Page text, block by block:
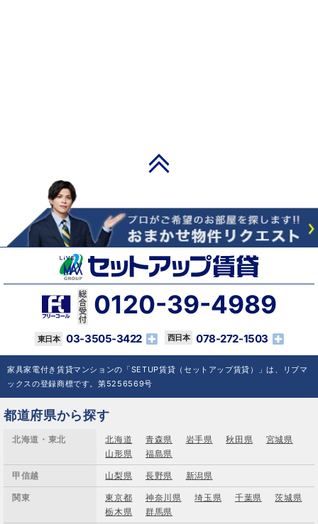
0120-39-4989
03-3505-3422 078-272-1503
家具家電付き賃貸マンションの「SETUP賃貸（セットアップ賃貸）」は、リブマ
ックスの登録商標です。第5256569号
都道府県から探す
北海道・東北 北海道 青森県 岩手県 秋田県
宮城県
山形県
福島県
甲信越 山梨県 長野県 新潟県
関東 東京都 神奈川県 埼玉県 千葉県
茨城県
栃木県
群馬県